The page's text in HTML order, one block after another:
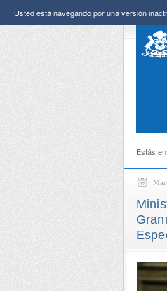
Usted está navegando por una versión
Estás en: